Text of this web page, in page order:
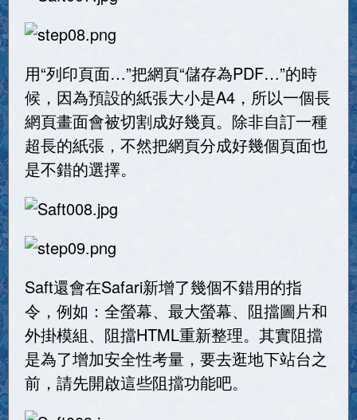
用“列印頁面…”把網頁“儲存為PDF…”的時
候，因為預設的紙張大小是A4，所以一個長
網頁畫面會被切割成好幾頁。除非自訂一種
超長的紙張，不然把網頁分成好幾個頁面也
是不錯的選擇。
Saft還會在Safari新增了幾個不錯用的指
令，例如：全螢幕、最大螢幕、阻擋圖片和
外掛模組、阻擋HTML重新整理。其實阻擋
是為了增加安全性考量，要去逛地下站台之
前，請先開啟這些阻擋功能吧。